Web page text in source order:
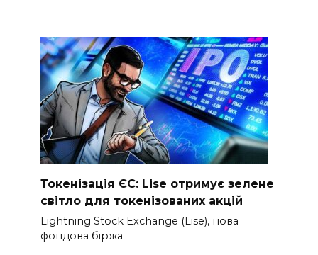
Токенізація ЄС: Lise отримує зелене
світло для токенізованих акцій
Lightning Stock Exchange (Lise), нова
фондова біржа